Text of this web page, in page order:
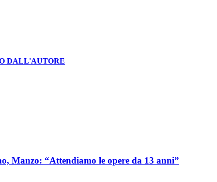
DALL'AUTORE
Manzo: “Attendiamo le opere da 13 anni”